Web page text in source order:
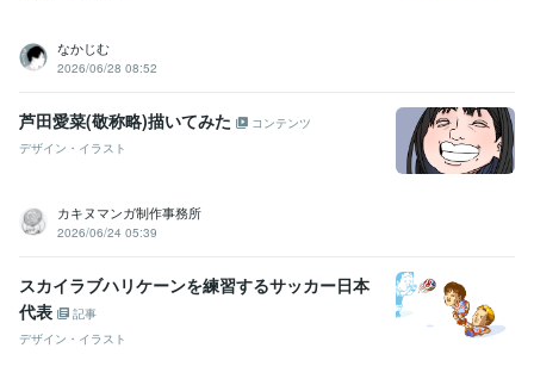
なかじむ
2026/06/28 08:52
芦田愛菜(敬称略)描いてみた
コンテンツ
デザイン・イラスト
カキヌマンガ制作事務所
2026/06/24 05:39
スカイラブハリケーンを練習するサッカー日本
代表
記事
デザイン・イラスト